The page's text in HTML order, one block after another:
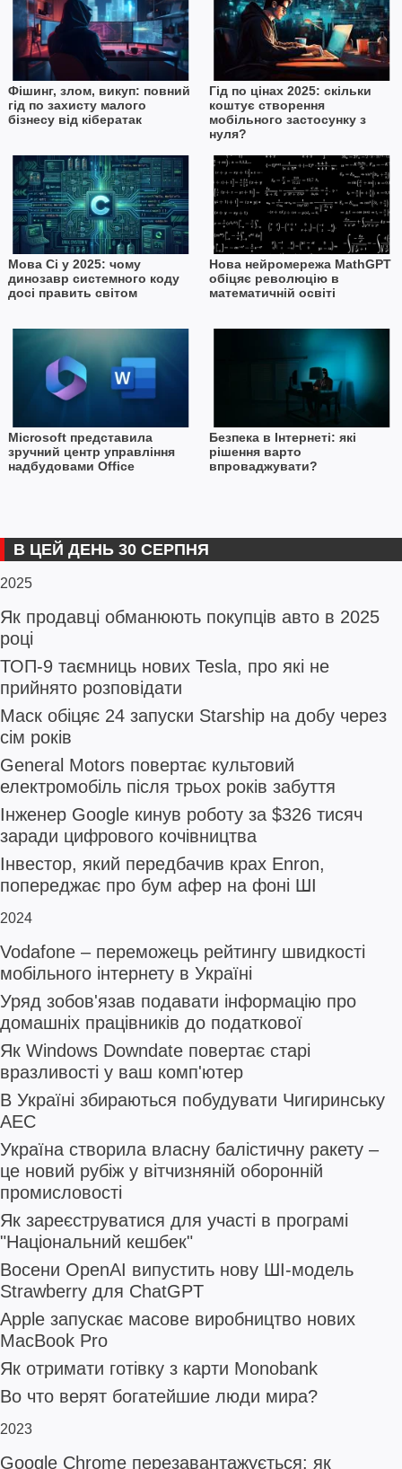
Фішинг, злом, викуп: повний
гід по захисту малого
бізнесу від кібератак
Гід по цінах 2025: скільки
коштує створення
мобільного застосунку з
нуля?
Мова Сі у 2025: чому
динозавр системного коду
досі править світом
Нова нейромережа MathGPT
обіцяє революцію в
математичній освіті
Microsoft представила
зручний центр управління
надбудовами Office
Безпека в Інтернеті: які
рішення варто
впроваджувати?
В ЦЕЙ ДЕНЬ 30 СЕРПНЯ
2025
Як продавці обманюють покупців авто в 2025
році
ТОП-9 таємниць нових Tesla, про які не
прийнято розповідати
Маск обіцяє 24 запуски Starship на добу через
сім років
General Motors повертає культовий
електромобіль після трьох років забуття
Інженер Google кинув роботу за $326 тисяч
заради цифрового кочівництва
Інвестор, який передбачив крах Enron,
попереджає про бум афер на фоні ШІ
2024
Vodafone – переможець рейтингу швидкості
мобільного інтернету в Україні
Уряд зобов'язав подавати інформацію про
домашніх працівників до податкової
Як Windows Downdate повертає старі
вразливості у ваш комп'ютер
В Україні збираються побудувати Чигиринську
АЕС
Україна створила власну балістичну ракету –
це новий рубіж у вітчизняній оборонній
промисловості
Як зареєструватися для участі в програмі
"Національний кешбек"
Восени OpenAI випустить нову ШІ-модель
Strawberry для ChatGPT
Apple запускає масове виробництво нових
MacBook Pro
Як отримати готівку з карти Monobank
Во что верят богатейшие люди мира?
2023
Google Chrome перезавантажується: як